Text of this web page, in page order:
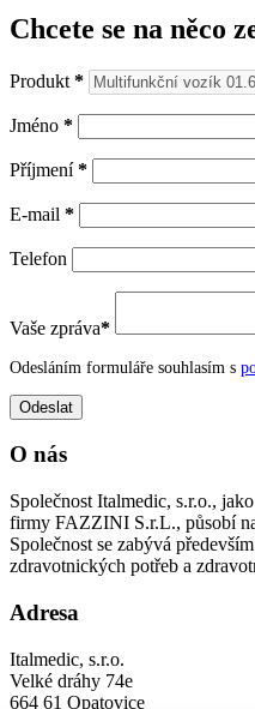
Chcete se na něco
Produkt *
Jméno *
Příjmení*
E-mail *
Telefon
Vaše zpráva*
Odesláním formuláře souhlasím s
O nás
Společnost Italmedic, s.r.o.,
firmy FAZZINI S.r.L., působí
Společnost se zabývá
zdravotnických potřeb a
Adresa
Italmedic, s.r.o.
Velké dráhy 74e
664 61 Opatovice